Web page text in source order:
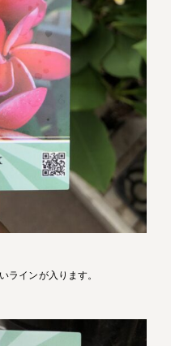
ラインが入ります。